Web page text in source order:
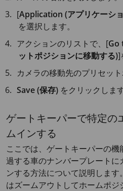
[Application (アプリケーシ
を選択します。
アクションのリストで、[Go
ットポジションに移動する)]
カメラの移動先のプリセッ
Save (保存) をクリックします
ゲートキーパーで特定の
ムインする
ここでは、ゲートキーパーの
過する車のナンバープレートに
ンする方法について説明しま
はズームアウトしてホームポジ